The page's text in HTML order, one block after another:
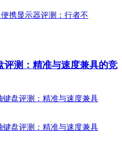
评测：精准与速度兼具的竞